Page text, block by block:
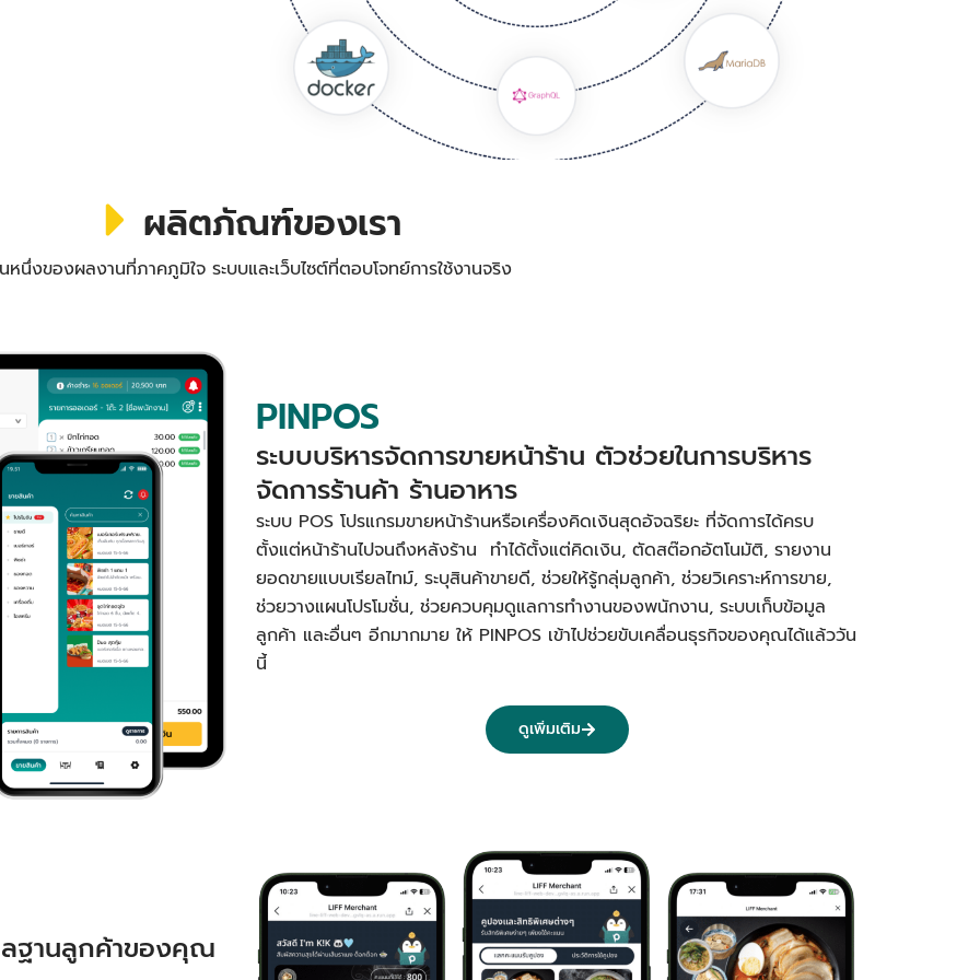
ผลิตภัณฑ์ของเรา
หนึ่งของผลงานที่ภาคภูมิใจ ระบบและเว็บไซต์ที่ตอบโจทย์การใช้งานจริง
PINPOS
ระบบบริหารจัดการขายหน้าร้าน ตัวช่วยในการบริหาร
จัดการร้านค้า ร้านอาหาร
ระบบ POS โปรแกรมขายหน้าร้านหรือเครื่องคิดเงินสุดอัจฉริยะ ที่จัดการได้ครบ
ตั้งแต่หน้าร้านไปจนถึงหลังร้าน ทำได้ตั้งแต่คิดเงิน, ตัดสต๊อกอัตโนมัติ, รายงาน
ยอดขายแบบเรียลไทม์, ระบุสินค้าขายดี, ช่วยให้รู้กลุ่มลูกค้า, ช่วยวิเคราะห์การขาย,
ช่วยวางแผนโปรโมชั่น, ช่วยควบคุมดูแลการทำงานของพนักงาน, ระบบเก็บข้อมูล
ลูกค้า และอื่นๆ อีกมากมาย ให้ PINPOS เข้าไปช่วยขับเคลื่อนธุรกิจของคุณได้แล้ววัน
นี้
ดูเพิ่มเติม
ฐานลูกค้าของคุณ